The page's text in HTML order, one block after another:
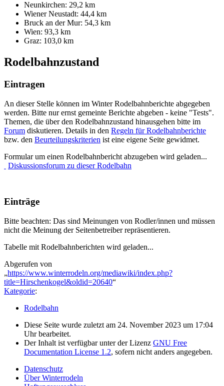
Neunkirchen: 29,2 km
Wiener Neustadt: 44,4 km
Bruck an der Mur: 54,3 km
Wien: 93,3 km
Graz: 103,0 km
Rodelbahnzustand
Eintragen
An dieser Stelle können im Winter Rodelbahnberichte abgegeben
werden. Bitte nur ernst gemeinte Berichte abgeben - keine "Tests".
Themen, die über den Rodelbahnzustand hinausgehen bitte im
Forum diskutieren. Details in den Regeln für Rodelbahnberichte
bzw. den Beurteilungskriterien ist eine eigene Seite gewidmet.
Formular um einen Rodelbahnbericht abzugeben wird geladen...
Diskussionsforum zu dieser Rodelbahn
Einträge
Bitte beachten: Das sind Meinungen von Rodler/innen und müssen
nicht die Meinung der Seitenbetreiber repräsentieren.
Tabelle mit Rodelbahnberichten wird geladen...
Abgerufen von
„https://www.winterrodeln.org/mediawiki/index.php?
title=Hirschenkogel&oldid=20640“
Kategorie:
Rodelbahn
Diese Seite wurde zuletzt am 24. November 2023 um 17:04
Uhr bearbeitet.
Der Inhalt ist verfügbar unter der Lizenz GNU Free
Documentation License 1.2, sofern nicht anders angegeben.
Datenschutz
Über Winterrodeln